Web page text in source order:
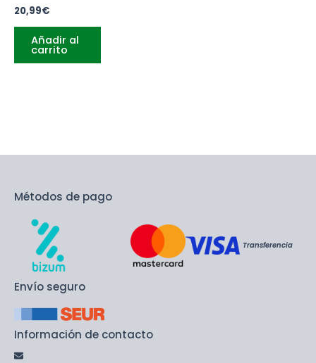
20,99€
Añadir al
carrito
Métodos de pago
Transferencia
Envío seguro
Información de contacto